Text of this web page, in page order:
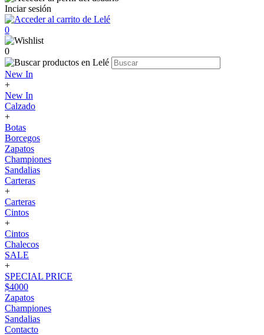
Inciar sesión
0
0
New In
+
New In
Calzado
+
Botas
Borcegos
Zapatos
Championes
Sandalias
Carteras
+
Carteras
Cintos
+
Cintos
Chalecos
SALE
+
SPECIAL PRICE
$4000
Zapatos
Championes
Sandalias
Contacto